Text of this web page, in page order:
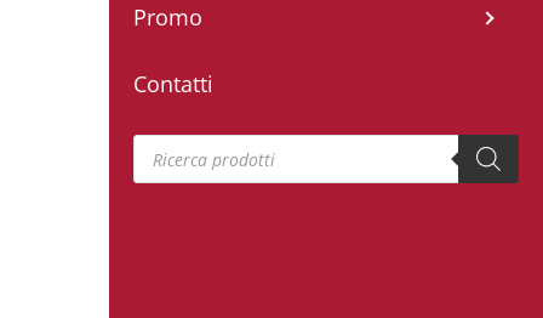
Promo
Contatti
Products search